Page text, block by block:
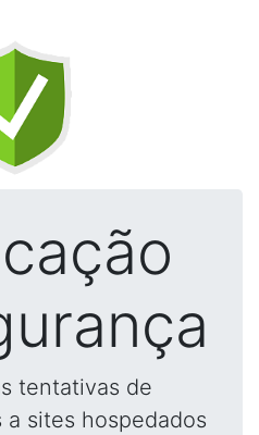
tentativas de
a sites hospedados